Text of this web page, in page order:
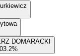
DOMARACKI
3.2%